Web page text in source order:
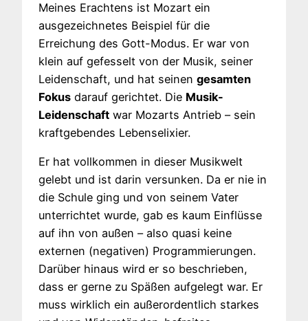
Meines Erachtens ist Mozart ein
ausgezeichnetes Beispiel für die
Erreichung des Gott-Modus. Er war von
klein auf gefesselt von der Musik, seiner
Leidenschaft, und hat seinen gesamten
Fokus darauf gerichtet. Die Musik-
Leidenschaft war Mozarts Antrieb – sein
kraftgebendes Lebenselixier.
Er hat vollkommen in dieser Musikwelt
gelebt und ist darin versunken. Da er nie in
die Schule ging und von seinem Vater
unterrichtet wurde, gab es kaum Einflüsse
auf ihn von außen – also quasi keine
externen (negativen) Programmierungen.
Darüber hinaus wird er so beschrieben,
dass er gerne zu Späßen aufgelegt war. Er
muss wirklich ein außerordentlich starkes